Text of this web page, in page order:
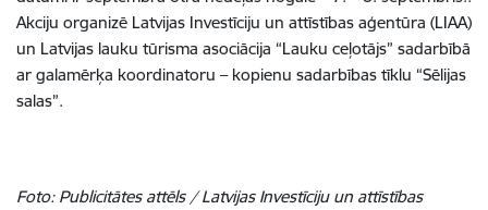
Akciju organizē Latvijas Investīciju un attīstības aģentūra (LIAA)
un Latvijas lauku tūrisma asociācija “Lauku ceļotājs” sadarbībā
ar galamērķa koordinatoru – kopienu sadarbības tīklu “Sēlijas
salas”.
Foto: Publicitātes attēls / Latvijas Investīciju un attīstības